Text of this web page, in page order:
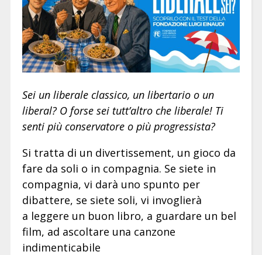
Sei un liberale classico, un libertario o un
liberal? O forse sei tutt’altro che liberale! Ti
senti più conservatore o più progressista?
Si tratta di un divertissement, un gioco da
fare da soli o in compagnia. Se siete in
compagnia, vi darà uno spunto per
dibattere, se siete soli, vi invoglierà
a leggere un buon libro, a guardare un bel
film, ad ascoltare una canzone
indimenticabile